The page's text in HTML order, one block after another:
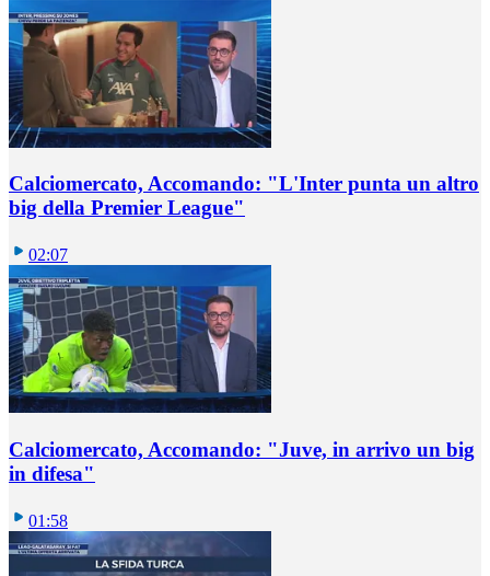
Calciomercato, Accomando: "L'Inter punta un altro
big della Premier League"
02:07
Calciomercato, Accomando: "Juve, in arrivo un big
in difesa"
01:58